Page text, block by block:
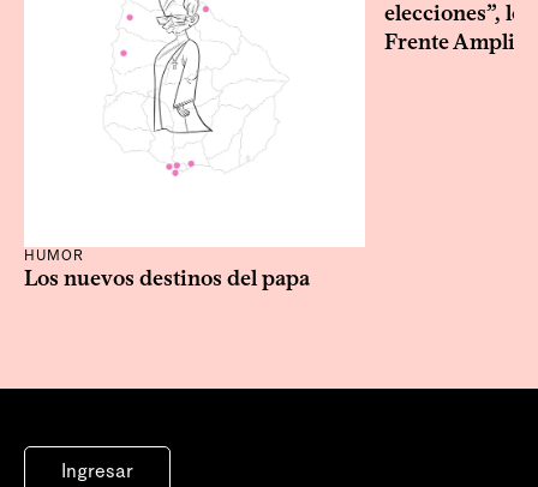
HUMOR
Los nuevos destinos del papa
elecciones”, le
Frente Amplio
Ingresar